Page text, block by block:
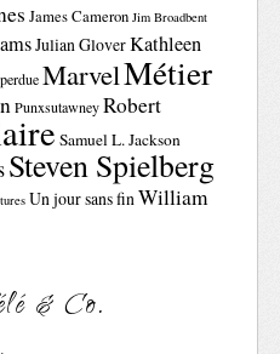
James Cameron Jim Broadbent
Julian GloverKathleen
MarvelMétier
Punxsutawney Robert
Samuel L. Jackson
Steven Spielberg
Un jour sans finWilliam
& Co.